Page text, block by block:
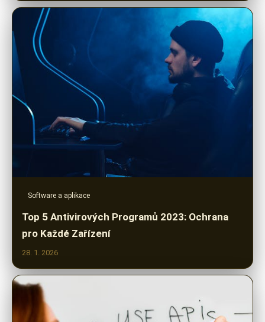
Software a aplikace
Top 5 Antivirových Programů 2023: Ochrana
pro Každé Zařízení
28. 1. 2026